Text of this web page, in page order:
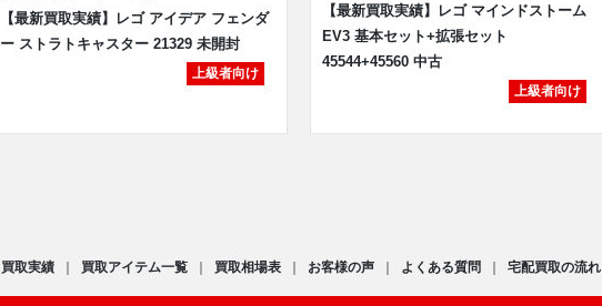
【最新買取実績】レゴ アイデア フェンダ
ー ストラトキャスター 21329 未開封
上級者向け
【最新買取実績】レゴ マインドストーム
EV3 基本セット+拡張セット
45544+45560 中古
上級者向け
買取実績 買取アイテム一覧 買取相場表 お客様の声 よくある質問 宅配買取の流れ